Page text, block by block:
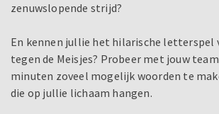
zenuwslopende strijd?
En kennen jullie het hilarische letterspel
tegen de Meisjes? Probeer met jouw
minuten zoveel mogelijk woorden te
die op jullie lichaam hangen.